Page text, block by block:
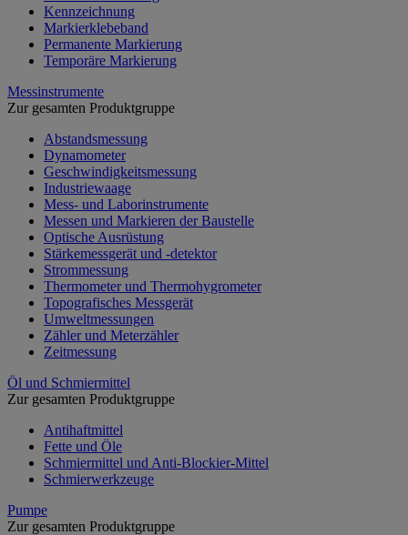
Kennzeichnung
Markierklebeband
Permanente Markierung
Temporäre Markierung
Messinstrumente
Zur gesamten Produktgruppe
Abstandsmessung
Dynamometer
Geschwindigkeitsmessung
Industriewaage
Mess- und Laborinstrumente
Messen und Markieren der Baustelle
Optische Ausrüstung
Stärkemessgerät und -detektor
Strommessung
Thermometer und Thermohygrometer
Topografisches Messgerät
Umweltmessungen
Zähler und Meterzähler
Zeitmessung
Öl und Schmiermittel
Zur gesamten Produktgruppe
Antihaftmittel
Fette und Öle
Schmiermittel und Anti-Blockier-Mittel
Schmierwerkzeuge
Pumpe
Zur gesamten Produktgruppe